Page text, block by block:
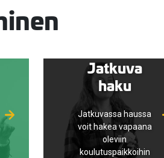
Jatkuva
haku
Jatkuvassa haussa
voit hakea vapaana
oleviin
koulutuspaikkoihin